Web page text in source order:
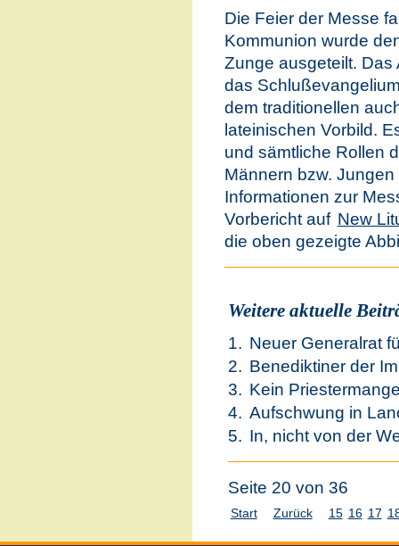
Die Feier der Messe
Kommunion wurde
Zunge ausgeteilt.
das
dem traditionellen
lateinischen Vorbild.
und sämtliche Rollen
Männern bzw.
Informationen zur
Vorbericht auf New
die oben gezeigte
Weitere aktuelle
Neuer Generalrat
Benediktiner der
Kein
Aufschwung in
In, nicht von der
Seite 20 von 36
Start Zurück 15 16 17